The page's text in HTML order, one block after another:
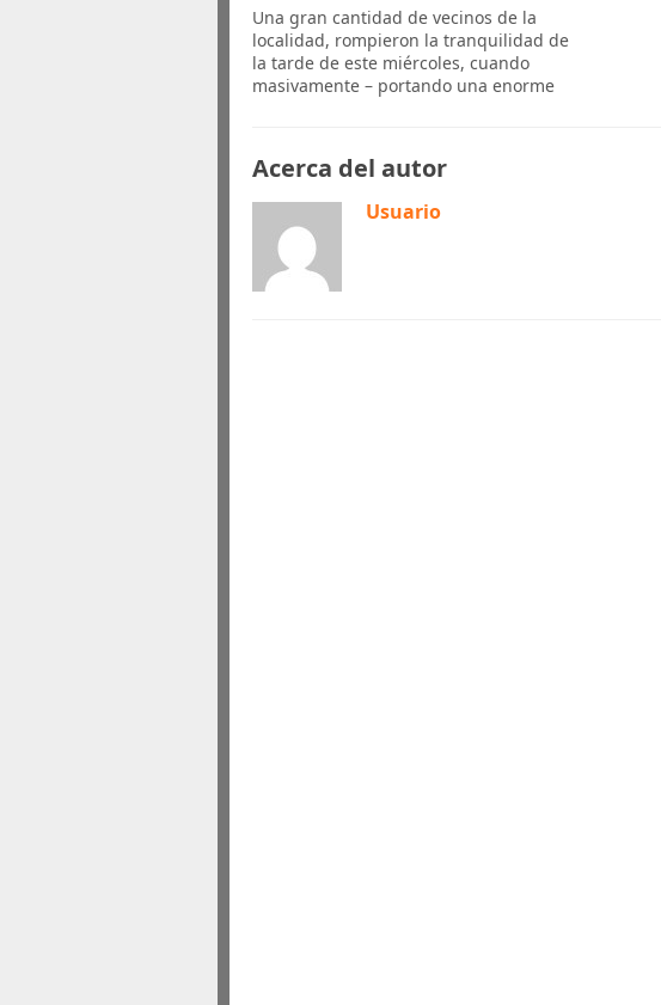
Una gran cantidad de vecinos de la
localidad, rompieron la tranquilidad de
la tarde de este miércoles, cuando
masivamente – portando una enorme
Acerca del autor
Usuario